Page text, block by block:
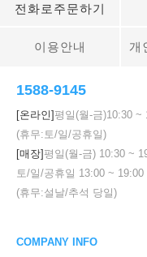
전화로주문하기
이용안내 개
1588-9145
[온라인]평일(월-금)10:30 ~
(휴무:토/일/공휴일)
[매장]평일(월-금) 10:30 ~
토/일/공휴일 13:00 ~ 19:00
(휴무:설날/추석 당일)
COMPANY INFO